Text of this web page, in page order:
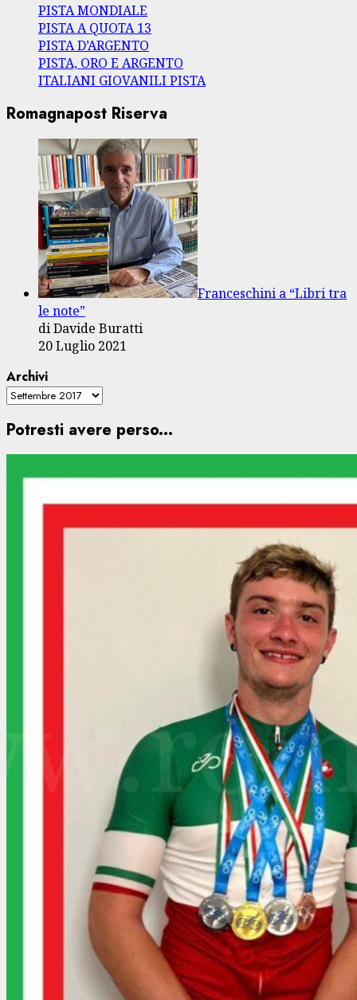
PISTA MONDIALE
PISTA A QUOTA 13
PISTA D’ARGENTO
PISTA, ORO E ARGENTO
ITALIANI GIOVANILI PISTA
Romagnapost Riserva
Franceschini a “Libri tra
le note”
di Davide Buratti
20 Luglio 2021
Archivi
Potresti avere perso...